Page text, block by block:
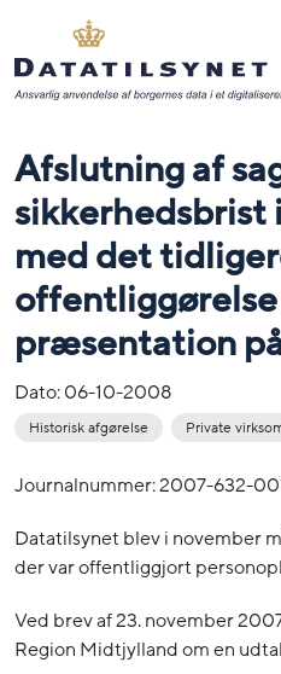
Afslutning af
sikkerhedsbrist
med det
præsentation
Dato:06-10-2008
Historisk afgørelse Private
Journalnummer: 2007-632-
Datatilsynet blev i november
der var offentliggjort
Ved brev af 23. november
Region Midtjylland om en